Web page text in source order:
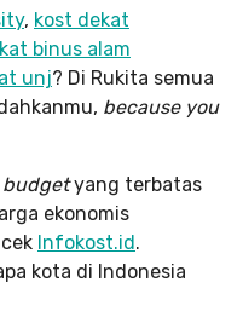
, kost dekat
binus alam
unj? Di Rukita semua
because you
budgetyang terbatas
ekonomis
Infokost.id .
kota di Indonesia